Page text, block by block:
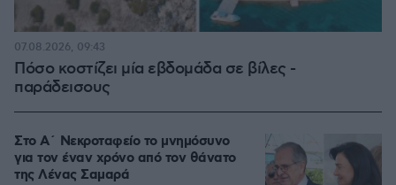
Πόσο κοστίζει μία εβδομάδα σε βίλες -
παράδεισους
07.08.2026, 09:43
Στο Α΄ Νεκροταφείο το μνημόσυνο
για τον έναν χρόνο από τον θάνατο
της Λένας Σαμαρά